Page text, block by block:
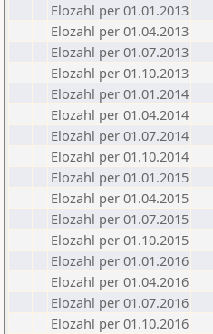
Elozahl per 01.01.2013
Elozahl per 01.04.2013
Elozahl per 01.07.2013
Elozahl per 01.10.2013
Elozahl per 01.01.2014
Elozahl per 01.04.2014
Elozahl per 01.07.2014
Elozahl per 01.10.2014
Elozahl per 01.01.2015
Elozahl per 01.04.2015
Elozahl per 01.07.2015
Elozahl per 01.10.2015
Elozahl per 01.01.2016
Elozahl per 01.04.2016
Elozahl per 01.07.2016
Elozahl per 01.10.2016